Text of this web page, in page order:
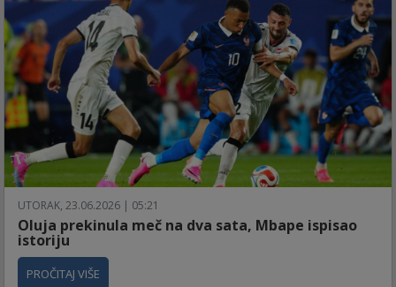
UTORAK, 23.06.2026 | 05:21
Oluja prekinula meč na dva sata, Mbape ispisao
istoriju
PROČITAJ VIŠE